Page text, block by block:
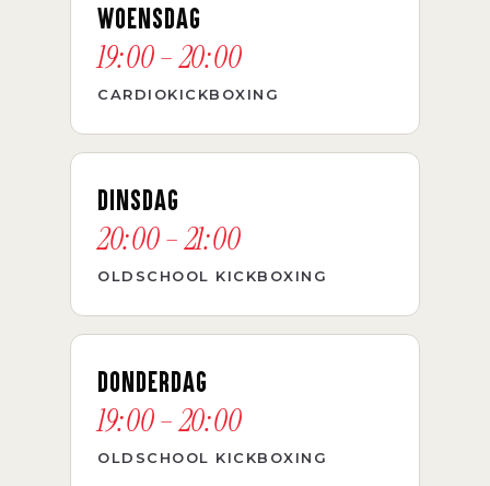
WOENSDAG
19:00 – 20:00
CARDIOKICKBOXING
DINSDAG
20:00 – 21:00
OLDSCHOOL KICKBOXING
DONDERDAG
19:00 – 20:00
OLDSCHOOL KICKBOXING